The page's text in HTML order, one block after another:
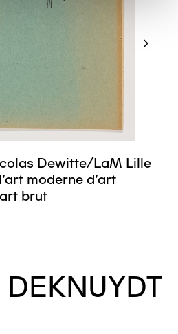
Dewitte/LaM Lille
moderne d’art
brut